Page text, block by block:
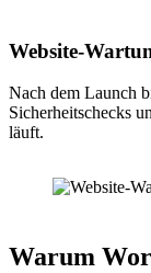
Website-
Nach dem Launch
Sicherheitschecks
läuft.
Warum